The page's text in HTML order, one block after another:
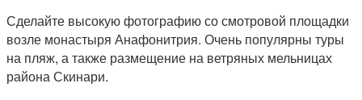
Сделайте высокую фотографию со смотровой площадки
возле монастыря Анафонитрия. Очень популярны туры
на пляж, а также размещение на ветряных мельницах
района Скинари.